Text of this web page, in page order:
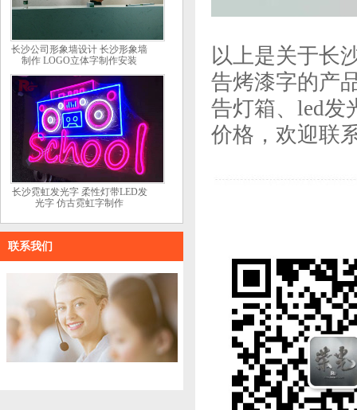
长沙公司形象墙设计 长沙形象墙
制作 LOGO立体字制作安装
长沙霓虹发光字 柔性灯带LED发
光字 仿古霓虹字制作
联系我们
以上是关于长
告烤漆字的产
告灯箱、led发
价格，欢迎联